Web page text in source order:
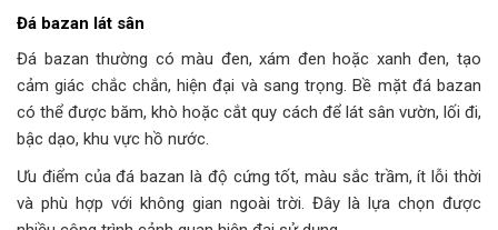
Đá bazan lát sân
Đá bazan thường có màu đen, xám đen hoặc xanh đen, tạo
cảm giác chắc chắn, hiện đại và sang trọng. Bề mặt đá bazan
có thể được băm, khò hoặc cắt quy cách để lát sân vườn, lối đi,
bậc dạo, khu vực hồ nước.
Ưu điểm của đá bazan là độ cứng tốt, màu sắc trầm, ít lỗi thời
và phù hợp với không gian ngoài trời. Đây là lựa chọn được